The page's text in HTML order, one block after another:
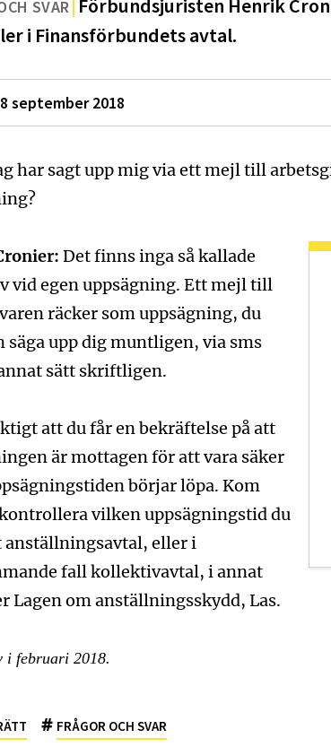
SVAR Förbundsjuristen Henrik
i Finansförbundets avtal.
september 2018
har sagt upp mig via ett mejl till
Det finns inga så kallade
vid egen uppsägning. Ett mejl till
räcker som uppsägning, du
säga upp dig muntligen, via sms
sätt skriftligen.
att du får en bekräftelse på att
är mottagen för att vara säker
börjar löpa. Kom
vilken uppsägningstid du
anställningsavtal, eller i
fall kollektivavtal, i annat
Lagen om anställningsskydd, Las.
i februari 2018.
# FRÅGOR OCH SVAR